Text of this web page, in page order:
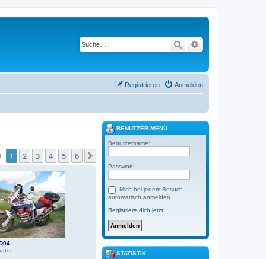
Suche
Anmelden
Registrieren
1 2 3 4 5 6 Nächste
BENUTZER-MENÜ
Benutzername:
Passwort:
Mich bei jedem Besuch
automatisch anmelden
Registriere dich jetzt!
STATISTIK